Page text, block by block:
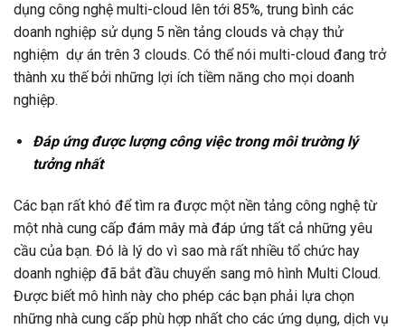
dụng công nghệ multi-cloud lên tới 85%, trung bình các
doanh nghiệp sử dụng 5 nền tảng clouds và chạy thử
nghiệm dự án trên 3 clouds. Có thể nói multi-cloud đang trở
thành xu thế bởi những lợi ích tiềm năng cho mọi doanh
nghiệp.
Đáp ứng được lượng công việc trong môi trường lý
tưởng nhất
Các bạn rất khó để tìm ra được một nền tảng công nghệ từ
một nhà cung cấp đám mây mà đáp ứng tất cả những yêu
cầu của bạn. Đó là lý do vì sao mà rất nhiều tổ chức hay
doanh nghiệp đã bắt đầu chuyển sang mô hình Multi Cloud.
Được biết mô hình này cho phép các bạn phải lựa chọn
những nhà cung cấp phù hợp nhất cho các ứng dụng, dịch vụ